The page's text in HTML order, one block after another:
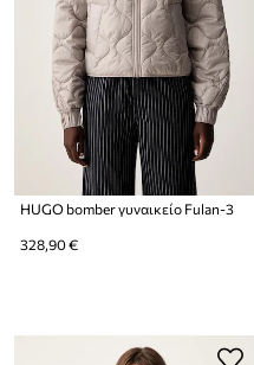
HUGO bomber γυναικείο Fulan-3
328,90 €